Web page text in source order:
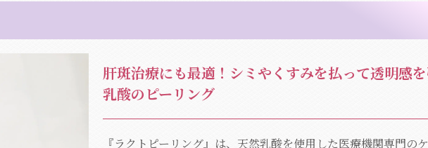
肝斑治療にも最適！シミやくすみを払って透明感
乳酸のピーリング
『ラクトピーリング』は、天然乳酸を使用した医療機関専門の